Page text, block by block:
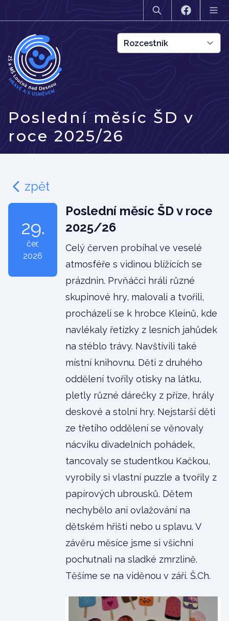
Poslední měsíc ŠD v
roce 2025/26
zpět
29.
čer,
2026
Poslední měsíc ŠD v roce
2025/26
Celý červen probíhal ve veselé
atmosféře s vidinou blížících se
prázdnin. Prvňáčci hráli různé
skupinové hry, malovali a tvořili,
procházeli se k hrobce Kleinů, kde
navlékaly řetízky z lesních jahůdek
na stéblo trávy. Navštívili také
místní knihovnu. Děti z druhého
oddělení tvořily otisky na látku,
pletly různé dárečky z příze, hrály
deskové a stolní hry. Nejstarší děti
ze třetího oddělení se věnovaly
nácviku divadelních pohádek,
tancovaly se studentkou Kačkou,
vyrobily si vlastní puzzle a tvořily z
papírových ubrousků. Dětem
nechybělo ani ovlažování na
dětském hřišti nebo u splavu. V
závěru měsíce jsme si všichni
pochutnali na sladké zmrzlině.
Těšíme se na viděnou v září. Š.Ch.